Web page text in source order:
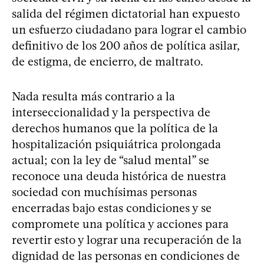
salida del régimen dictatorial han expuesto
un esfuerzo ciudadano para lograr el cambio
definitivo de los 200 años de política asilar,
de estigma, de encierro, de maltrato.
Nada resulta más contrario a la
interseccionalidad y la perspectiva de
derechos humanos que la política de la
hospitalización psiquiátrica prolongada
actual; con la ley de “salud mental” se
reconoce una deuda histórica de nuestra
sociedad con muchísimas personas
encerradas bajo estas condiciones y se
compromete una política y acciones para
revertir esto y lograr una recuperación de la
dignidad de las personas en condiciones de